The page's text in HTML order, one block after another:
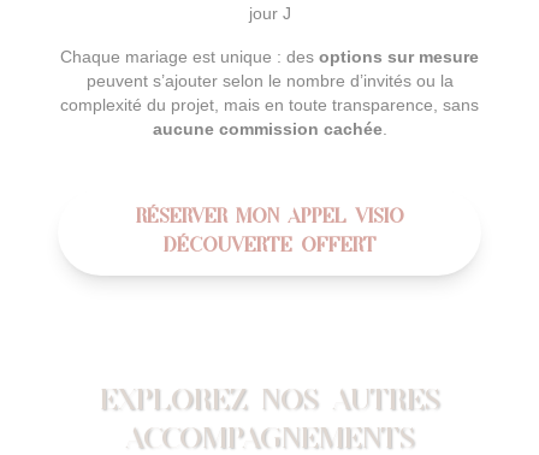
jour J
Chaque mariage est unique : des options sur mesure
peuvent s’ajouter selon le nombre d’invités ou la
complexité du projet, mais en toute transparence, sans
aucune commission cachée.
Réserver mon appel visio
découverte offert
Explorez nos autres
accompagnements